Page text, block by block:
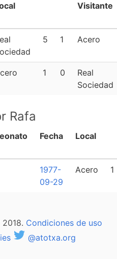
Visitante
5 1 Acero
1 0
Real
Sociedad
Rafa
Fecha Local
1977-
09-29
Acero 1
Condiciones de uso
@atotxa.org